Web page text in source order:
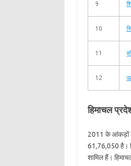
9
10
11
12
हिमाचल
2011 के आंकड़ों
61,76,050 है।
शामिल हैं।